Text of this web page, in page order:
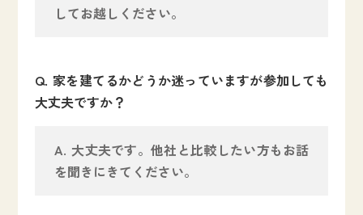
してお越しください。
家を建てるかどうか迷っていますが参加しても
大丈夫ですか？
大丈夫です。他社と比較したい方もお話
を聞きにきてください。